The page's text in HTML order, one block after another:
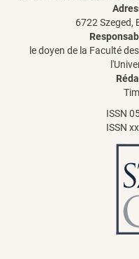
6722 Szeged,
le doyen de la Faculté
ISSN
ISSN